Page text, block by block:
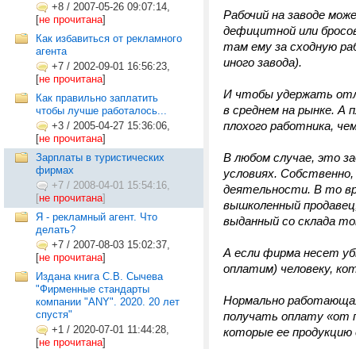
+8 / 2007-05-26 09:07:14,
[не прочитана]
Как избавиться от рекламного
агента
+7 / 2002-09-01 16:56:23,
[не прочитана]
Как правильно заплатить
чтобы лучше работалось...
+3 / 2005-04-27 15:36:06,
[не прочитана]
Зарплаты в туристических
фирмах
+7 / 2008-04-01 15:54:16,
[не прочитана]
Я - рекламный агент. Что
делать?
+7 / 2007-08-03 15:02:37,
[не прочитана]
Издана книга С.В. Сычева
"Фирменные стандарты
компании "ANY". 2020. 20 лет
спустя"
+1 / 2020-07-01 11:44:28,
[не прочитана]
Рабочий на заводе
дефицитной или
там ему за сходную
иного завода).
И чтобы удержать
в среднем на рынке. А
плохого работника,
В любом случае, это
условиях.
деятельности. В то
вышколенный
выданный со склада
А если фирма несет
оплатим) человеку,
Нормально
получать оплату «от
которые ее